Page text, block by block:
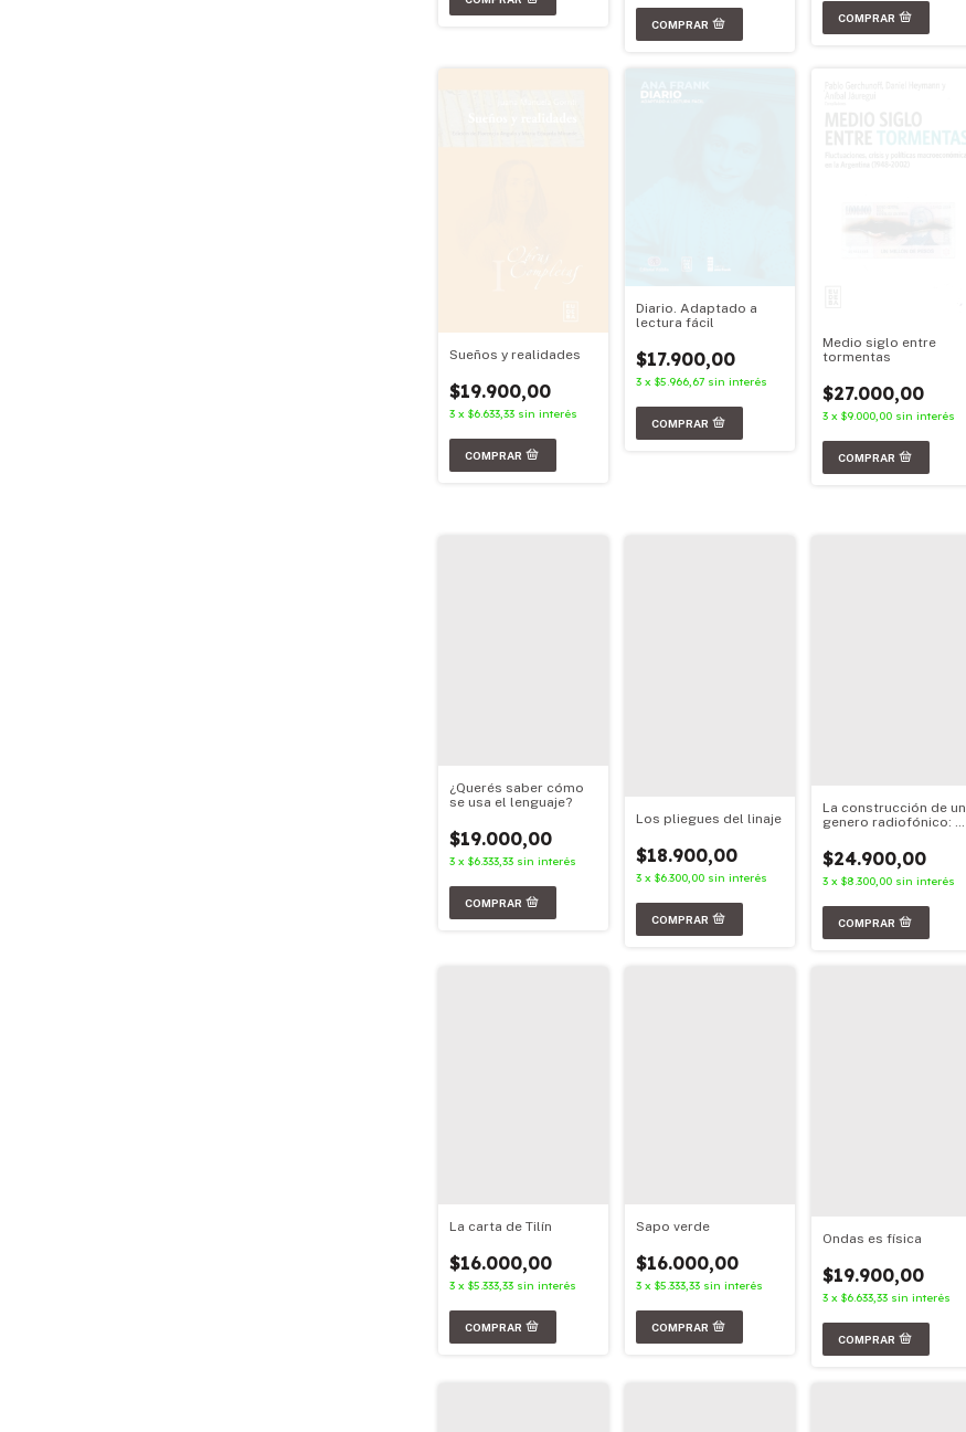
Sueños y realidades
$19.900,00
3 x $6.633,33 sin interés
Diario. Adaptado a
lectura fácil
$17.900,00
3 x $5.966,67 sin interés
Medio siglo entre
tormentas
$27.000,00
3 x $9.000,00 sin interés
¿Querés saber cómo
se usa el lenguaje?
$19.000,00
3 x $6.333,33 sin interés
Los pliegues del linaje
$18.900,00
3 x $6.300,00 sin interés
La construcción de un
genero radiofónico: el
$24.900,00
3 x $8.300,00 sin interés
La carta de Tilín
$16.000,00
3 x $5.333,33 sin interés
Sapo verde
$16.000,00
3 x $5.333,33 sin interés
Ondas es física
$19.900,00
3 x $6.633,33 sin interés